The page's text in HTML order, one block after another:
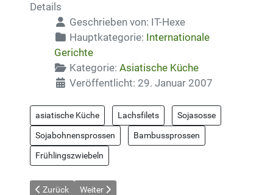
Details
Geschrieben von: IT-Hexe
Hauptkategorie: Internationale
Gerichte
Kategorie: Asiatische Küche
Veröffentlicht: 29. Januar 2007
asiatische Küche Lachsfilets Sojasosse
Sojabohnensprossen Bambussprossen
Frühlingszwiebeln
Vorheriger Beitrag: Asiatische Fischpfanne
Zurück Nächster Beitrag: Asiatisches Paprika-Porree-
Weiter